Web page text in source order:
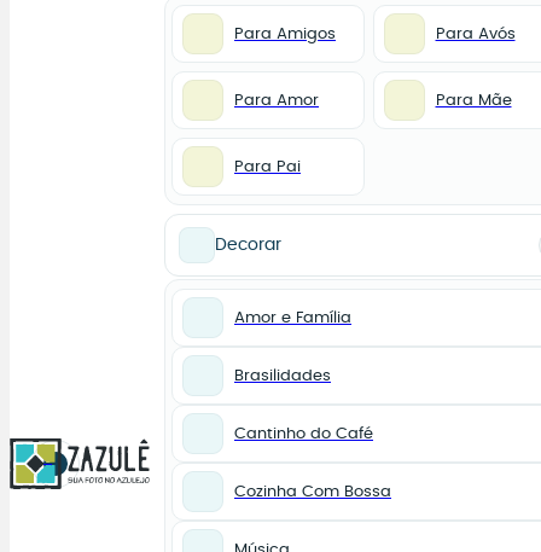
0
Para Amigos Para Avós
Para Amor Para Mãe
Para Pai
Decorar
Amor e Família
Brasilidades
Cantinho do Café
Cozinha Com Bossa